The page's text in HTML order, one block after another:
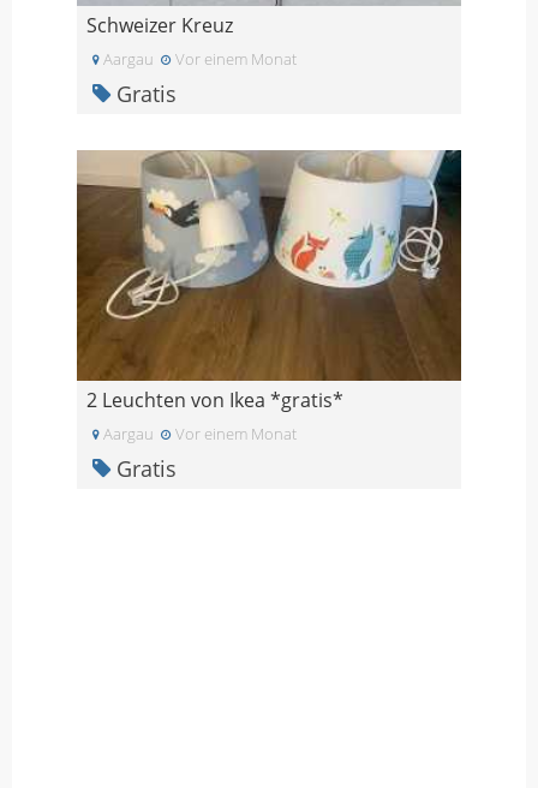
Schweizer Kreuz
Aargau Vor einem Monat
Gratis
2 Leuchten von Ikea *gratis*
Aargau Vor einem Monat
Gratis